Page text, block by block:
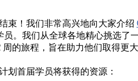
束！我们非常高兴地向大家介绍
员。我们从全球各地精心挑选了
周的旅程，旨在助力他们取得更大
划首届学员将获得的资源：